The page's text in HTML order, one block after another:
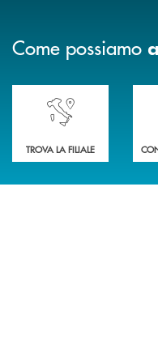
Come possiamo
Accedi all' elenco completo
TROVA LA FILIALE
Ti